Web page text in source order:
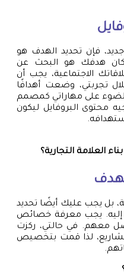
جديد، فإن تحديد الهدف هو
كان هدفك هو البحث عن
الاجتماعية، يجب أن
تجربتي، وضعت أهدافًا
على مهاراتي كمصمم
محتوى البروفايل ليكون
العلامة التجارية؟
بل يجب عليك أيضًا تحديد
إليه. يجب معرفة خصائص
معهم. في حالتي، ركزت
لذا قمت بتخصيص